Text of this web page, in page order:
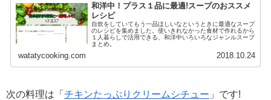
和洋中！プラス１品に最適!スープのおススメ
レシピ
自炊をしていてもう一品ほしいなというときに最適なスープ
のレシピを集めました。使いきれなかった食材で作れるから
１人暮らしで活用できる、和洋中いろいろなジャンルスープ
まとめ。
watatycooking.com 2018.10.24
次の料理は「 チキンたっぷりクリームシチュー 」です!